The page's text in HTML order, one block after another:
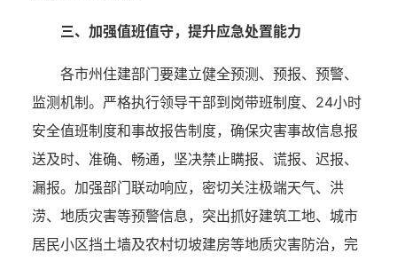
三、加强值班值守，提升应急处置能力
各市州住建部门要建立健全预测、预报、预警、
监测机制。严格执行领导干部到岗带班制度、 24小时
安全值班制度和事故报告制度，确保灾害事故信息报
送及时、准确、畅通，坚决禁止瞒报、谎报、迟报、
漏报。加强部门联动响应，密切关注极端天气、洪
涝、地质灾害等预警信息，突出抓好建筑工地、城市
居民小区挡土墙及农村切坡建房等地质灾害防治，完